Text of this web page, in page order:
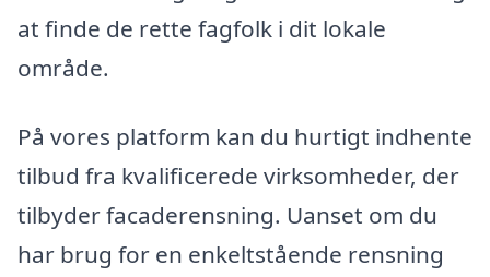
at finde de rette fagfolk i dit lokale
område.
På vores platform kan du hurtigt indhente
tilbud fra kvalificerede virksomheder, der
tilbyder facaderensning. Uanset om du
har brug for en enkeltstående rensning